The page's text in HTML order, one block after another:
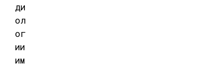
ди
ол
ог
ии
им